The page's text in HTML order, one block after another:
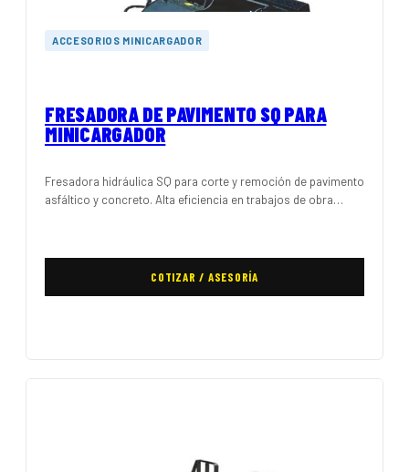
ACCESORIOS MINICARGADOR
FRESADORA DE PAVIMENTO SQ PARA
MINICARGADOR
Fresadora hidráulica SQ para corte y remoción de pavimento
asfáltico y concreto. Alta eficiencia en trabajos de obra…
COTIZAR / ASESORÍA